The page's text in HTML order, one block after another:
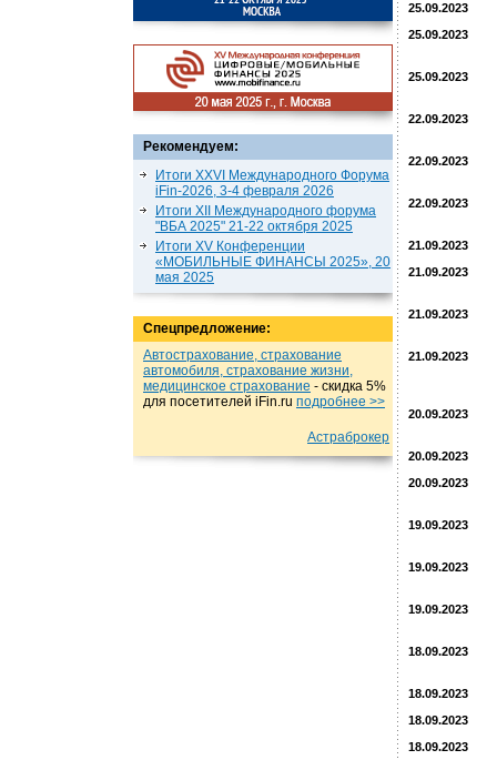
Рекомендуем:
Итоги XXVI Международного Форума
iFin-2026, 3-4 февраля 2026
Итоги XII Международного форума
"ВБА 2025" 21-22 октября 2025
Итоги XV Конференции
«МОБИЛЬНЫЕ ФИНАНСЫ 2025», 20
мая 2025
Спецпредложение:
Автострахование, страхование
автомобиля, страхование жизни,
медицинское страхование - cкидка 5%
для посетителей iFin.ru подробнеe >>
Астраброкер
25.09.2023
25.09.2023
25.09.2023
22.09.2023
22.09.2023
22.09.2023
21.09.2023
21.09.2023
21.09.2023
21.09.2023
20.09.2023
20.09.2023
20.09.2023
19.09.2023
19.09.2023
19.09.2023
18.09.2023
18.09.2023
18.09.2023
18.09.2023